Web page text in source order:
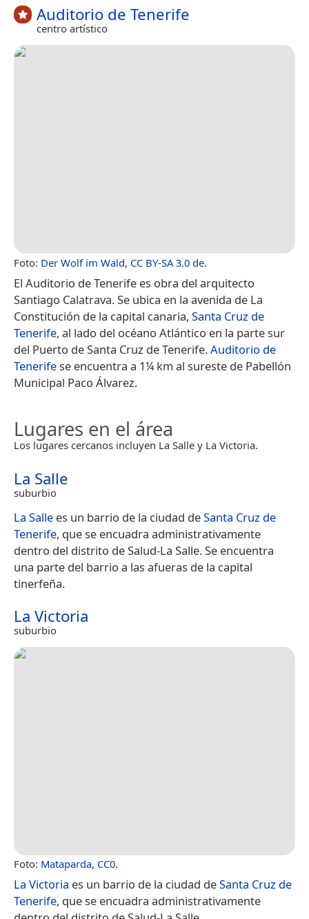
Auditorio de Tenerife
centro artístico
Foto: Der Wolf im Wald, CC BY-SA 3.0 de.
El Auditorio de Tenerife​​​ es obra del arquitecto
Santiago Calatrava. Se ubica en la avenida de La
Constitución de la capital canaria, Santa Cruz de
Tenerife, al lado del océano Atlántico en la parte sur
del Puerto de Santa Cruz de Tenerife.Auditorio de
Tenerifese encuentra a 1¼ km al sureste de Pabellón
Municipal Paco Álvarez.
Lugares en el área
Los lugares cercanos incluyen La Salle y La Victoria.
La Salle
suburbio
La Salle es un barrio de la ciudad deSanta Cruz de
Tenerife, que se encuadra administrativamente
dentro del distrito de Salud-La Salle.​ Se encuentra
una parte del barrio a las afueras de la capital
tinerfeña.
La Victoria
suburbio
Foto: Mataparda, CC0.
La Victoria es un barrio de la ciudad deSanta Cruz de
Tenerife, que se encuadra administrativamente